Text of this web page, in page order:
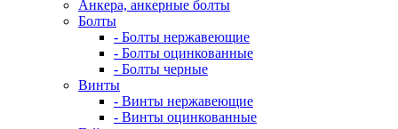
Анкера, анкерные болты
Болты
- Болты нержавеющие
- Болты оцинкованные
- Болты черные
Винты
- Винты нержавеющие
- Винты оцинкованные